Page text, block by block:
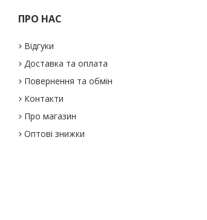
ПРО НАС
Відгуки
Доставка та оплата
Повернення та обмін
Контакти
Про магазин
Оптові знижки